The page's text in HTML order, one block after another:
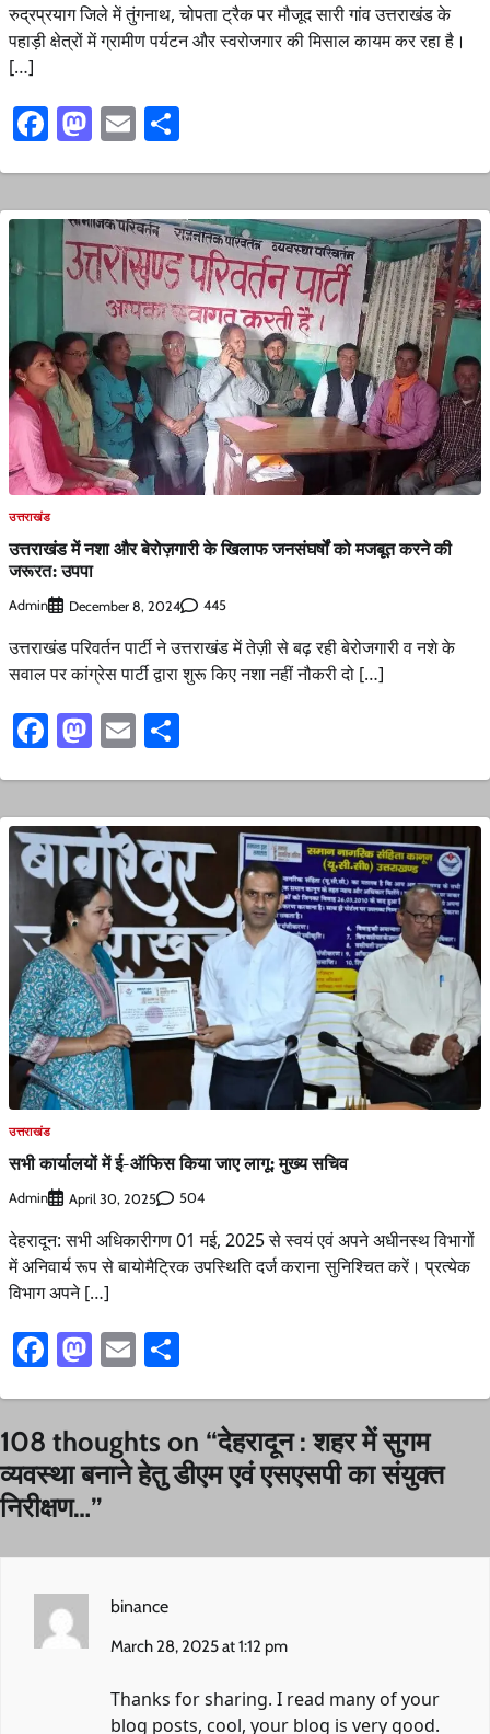
रुद्रप्रयाग जिले में तुंगनाथ, चोपता ट्रैक पर मौजूद सारी गांव उत्तराखंड के
पहाड़ी क्षेत्रों में ग्रामीण पर्यटन और स्वरोजगार की मिसाल कायम कर रहा है।
[…]
Facebook
Mastodon
Email
उत्तराखंड
उत्तराखंड में नशा और बेरोज़गारी के खिलाफ जनसंघर्षों को मजबूत करने की
जरूरत: उपपा
Admin December 8, 2024 445
उत्तराखंड परिवर्तन पार्टी ने उत्तराखंड में तेज़ी से बढ़ रही बेरोजगारी व नशे के
सवाल पर कांग्रेस पार्टी द्वारा शुरू किए नशा नहीं नौकरी दो […]
Facebook
Mastodon
Email
उत्तराखंड
सभी कार्यालयों में ई-ऑफिस किया जाए लागू: मुख्य सचिव
Admin April 30, 2025 504
देहरादून: सभी अधिकारीगण 01 मई, 2025 से स्वयं एवं अपने अधीनस्थ विभागों
में अनिवार्य रूप से बायोमैट्रिक उपस्थिति दर्ज कराना सुनिश्चित करें। प्रत्येक
विभाग अपने […]
Facebook
Mastodon
Email
108 thoughts on “देहरादून : शहर में सुगम
व्यवस्था बनाने हेतु डीएम एवं एसएसपी का संयुक्त
निरीक्षण…”
binance
March 28, 2025 at 1:12 pm
Thanks for sharing. I read many of your
blog posts, cool, your blog is very good.